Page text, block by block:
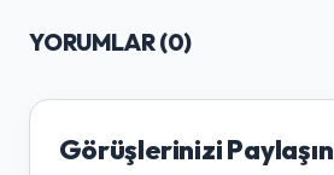
YORUMLAR (0)
Görüşlerinizi Paylaşın